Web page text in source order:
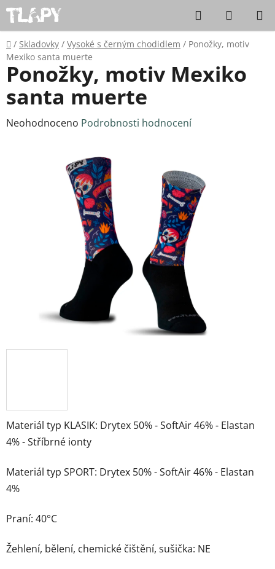
Přejít na obsah Hledat
Domů
/ Skladovky / Vysoké s černým chodidlem / Ponožky, motiv
Mexiko santa muerte
Materiál typ KLASIK: Drytex 50% - SoftAir 46% - Elastan
4% - Stříbrné ionty
Materiál typ SPORT: Drytex 50% - SoftAir 46% - Elastan
4%
Praní: 40°C
Žehlení, bělení, chemické čištění, sušička: NE
Ponožky, motiv Mexiko
santa muerte
Průměrné hodnocení produktu je 0,0 z 5 hvězdiček.
Neohodnoceno Podrobnosti hodnocení